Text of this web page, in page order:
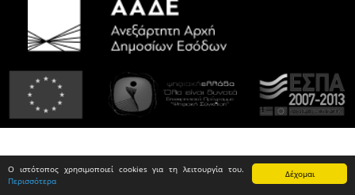
Δέχομαι
Ο ιστότοπος χρησιμοποιεί cookies για τη λειτουργία του.
Περισσότερα